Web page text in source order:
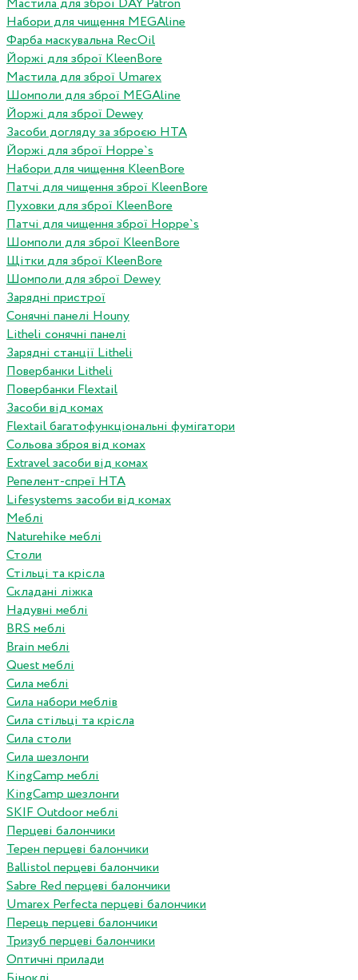
Мастила для зброї DAY Patron
Набори для чищення MEGAline
Фарба маскувальна RecOil
Йоржі для зброї KleenBore
Мастила для зброї Umarex
Шомполи для зброї MEGAline
Йоржі для зброї Dewey
Засоби догляду за зброєю HTA
Йоржі для зброї Hoppe`s
Набори для чищення KleenBore
Патчі для чищення зброї KleenBore
Пуховки для зброї KleenBore
Патчі для чищення зброї Hoppe`s
Шомполи для зброї KleenBore
Щітки для зброї KleenBore
Шомполи для зброї Dewey
Зарядні пристрої
Сонячні панелі Houny
Litheli сонячні панелі
Зарядні станції Litheli
Повербанки Litheli
Повербанки Flextail
Засоби від комах
Flextail багатофункціональні фумігатори
Сольова зброя від комах
Extravel засоби від комах
Репелент-спреї HTA
Lifesystems засоби від комах
Меблі
Naturehike меблі
Столи
Стільці та крісла
Складані ліжка
Надувні меблі
BRS меблі
Brain меблі
Quest меблі
Сила меблі
Сила набори меблів
Сила стільці та крісла
Сила столи
Сила шезлонги
KingCamp меблі
KingCamp шезлонги
SKIF Outdoor меблі
Перцеві балончики
Терен перцеві балончики
Ballistol перцеві балончики
Sabre Red перцеві балончики
Umarex Perfecta перцеві балончики
Перець перцеві балончики
Тризуб перцеві балончики
Оптичні прилади